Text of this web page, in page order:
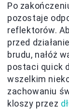
Po
pozostaje
reflektorów.
przed
brudu, nałóż
postaci quick
wszelkim
zachowaniu
kloszy przez